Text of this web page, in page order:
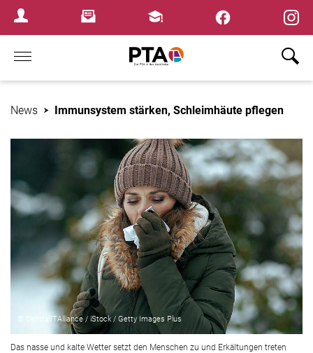
Login MenuNewsletterFortbildungen
Home
News Immunsystem stärken, Schleimhäute pflegen
© CentralITAlliance / iStock / Getty Images Plus
Das nasse und kalte Wetter setzt den Menschen zu und Erkältungen treten
×